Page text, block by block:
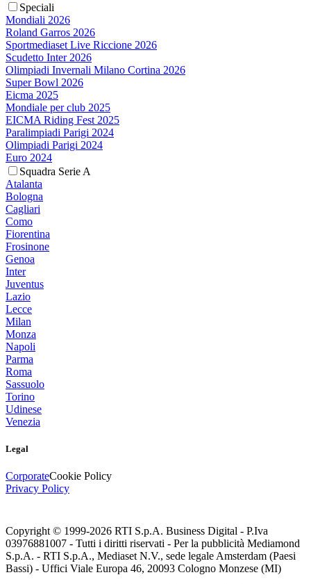
Speciali
Mondiali 2026
Roland Garros 2026
Sportmediaset Live Riccione 2026
Scudetto Inter 2026
Olimpiadi Invernali Milano Cortina 2026
Super Bowl 2026
Eicma 2025
Mondiale per club 2025
EICMA Riding Fest 2025
Paralimpiadi Parigi 2024
Olimpiadi Parigi 2024
Euro 2024
Squadra Serie A
Atalanta
Bologna
Cagliari
Como
Fiorentina
Frosinone
Genoa
Inter
Juventus
Lazio
Lecce
Milan
Monza
Napoli
Parma
Roma
Sassuolo
Torino
Udinese
Venezia
Legal
CorporateCookie Policy
Privacy Policy
Copyright © 1999-2026 RTI S.p.A. Business Digital - P.Iva
03976881007 - Tutti i diritti riservati - Per la pubblicità Mediamond
S.p.A. - RTI S.p.A., Mediaset N.V., sede legale Amsterdam (Paesi
Bassi) - Uffici Viale Europa 46, 20093 Cologno Monzese (MI)